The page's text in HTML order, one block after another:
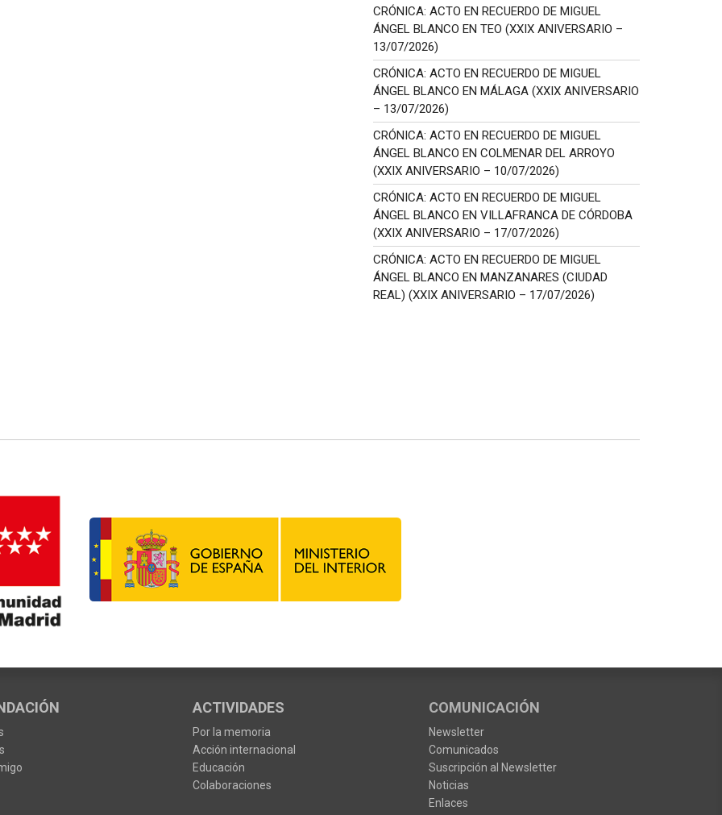
CRÓNICA: ACTO EN RECUERDO DE MIGUEL
ÁNGEL BLANCO EN TEO (XXIX ANIVERSARIO –
13/07/2026)
CRÓNICA: ACTO EN RECUERDO DE MIGUEL
ÁNGEL BLANCO EN MÁLAGA (XXIX ANIVERSARIO
– 13/07/2026)
CRÓNICA: ACTO EN RECUERDO DE MIGUEL
ÁNGEL BLANCO EN COLMENAR DEL ARROYO
(XXIX ANIVERSARIO – 10/07/2026)
CRÓNICA: ACTO EN RECUERDO DE MIGUEL
ÁNGEL BLANCO EN VILLAFRANCA DE CÓRDOBA
(XXIX ANIVERSARIO – 17/07/2026)
CRÓNICA: ACTO EN RECUERDO DE MIGUEL
ÁNGEL BLANCO EN MANZANARES (CIUDAD
REAL) (XXIX ANIVERSARIO – 17/07/2026)
ACTIVIDADES
Por la memoria
Acción internacional
Educación
Colaboraciones
COMUNICACIÓN
Newsletter
Comunicados
Suscripción al Newsletter
Noticias
Enlaces